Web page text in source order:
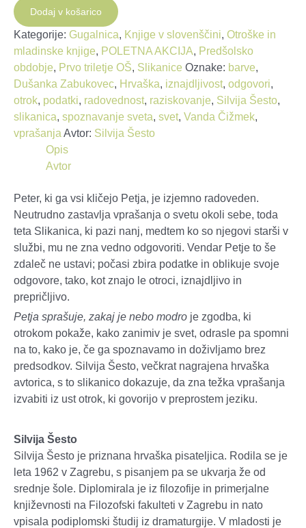
zakaj
je
nebo
modro
količina
Dodaj v košarico
Kategorije: Gugalnica, Knjige v slovenščini, Otroške in
mladinske knjige, POLETNA AKCIJA, Predšolsko
obdobje, Prvo triletje OŠ, Slikanice Oznake: barve,
Dušanka Zabukovec, Hrvaška, iznajdljivost, odgovori,
otrok, podatki, radovednost, raziskovanje, Silvija Šesto,
slikanica, spoznavanje sveta, svet, Vanda Čižmek,
vprašanja Avtor: Silvija Šesto
Opis
Avtor
Peter, ki ga vsi kličejo Petja, je izjemno radoveden.
Neutrudno zastavlja vprašanja o svetu okoli sebe, toda
teta Slikanica, ki pazi nanj, medtem ko so njegovi starši v
službi, mu ne zna vedno odgovoriti. Vendar Petje to še
zdaleč ne ustavi; počasi zbira podatke in oblikuje svoje
odgovore, tako, kot znajo le otroci, iznajdljivo in
prepričljivo.
Petja sprašuje, zakaj je nebo modro je zgodba, ki
otrokom pokaže, kako zanimiv je svet, odrasle pa spomni
na to, kako je, če ga spoznavamo in doživljamo brez
predsodkov. Silvija Šesto, večkrat nagrajena hrvaška
avtorica, s to slikanico dokazuje, da zna težka vprašanja
izvabiti iz ust otrok, ki govorijo v preprostem jeziku.
Silvija Šesto
Silvija Šesto je priznana hrvaška pisateljica. Rodila se je
leta 1962 v Zagrebu, s pisanjem pa se ukvarja že od
srednje šole. Diplomirala je iz filozofije in primerjalne
književnosti na Filozofski fakulteti v Zagrebu in nato
vpisala podiplomski študij iz dramaturgije. V mladosti je